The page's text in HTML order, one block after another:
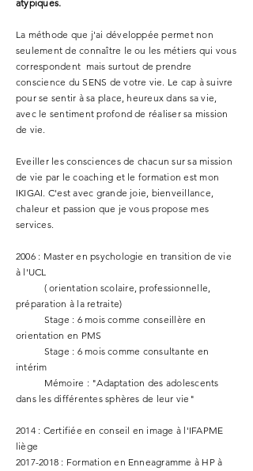
atypiques.
La méthode que j'ai développée permet non
seulement de connaître le ou les métiers qui vous
correspondent mais surtout de prendre
conscience du SENS de votre vie. Le cap à suivre
pour se sentir à sa place, heureux dans sa vie,
avec le sentiment profond de réaliser sa mission
de vie.
Eveiller les consciences de chacun sur sa mission
de vie par le coaching et le formation est mon
IKIGAI. C'est avec grande joie, bienveillance,
chaleur et passion que je vous propose mes
services.
2006 : Master en psychologie en transition de vie
à l'UCL
( orientation scolaire, professionnelle,
préparation à la retraite)
Stage : 6 mois comme conseillère en
orientation en PMS
Stage : 6 mois comme consultante en
intérim
Mémoire : "Adaptation des adolescents
dans les différentes sphères de leur vie"
2014 : Certifiée en conseil en image à l'IFAPME
liège
2017-2018 : Formation en Enneagramme à HP à